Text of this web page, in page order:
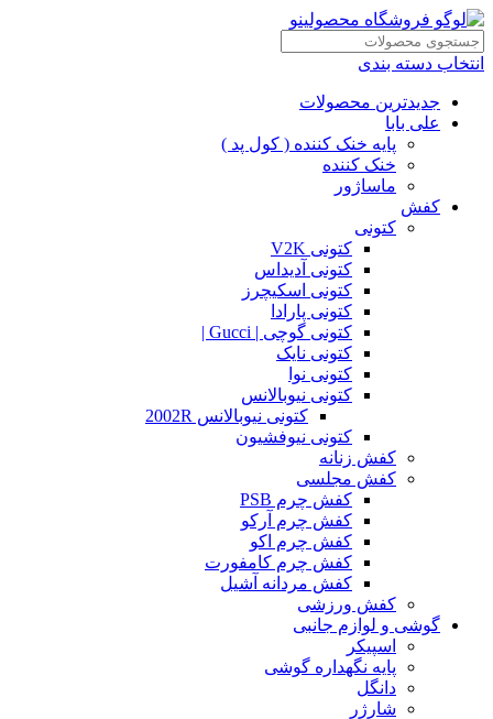
انتخاب دسته بندی
جدیدترین محصولات
علی بابا
پایه خنک کننده ( کول پد )
خنک کننده
ماساژور
کفش
کتونی
کتونی V2K
کتونی آدیداس
کتونی اسکیچرز
کتونی پارادا
کتونی گوچی | Gucci |
کتونی نایک
کتونی نوا
کتونی نیوبالانس
کتونی نیوبالانس 2002R
کتونی نیوفشیون
کفش زنانه
کفش مجلسی
کفش چرم PSB
کفش چرم آرکو
کفش چرم اکو
کفش چرم کامفورت
کفش مردانه آشیل
کفش ورزشی
گوشی و لوازم جانبی
اسپیکر
پایه نگهداره گوشی
دانگل
شارژر